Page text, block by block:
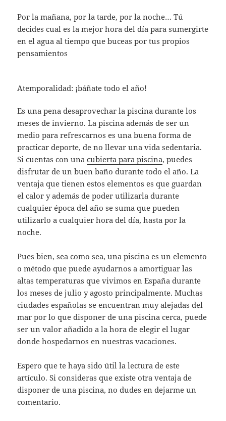
Por la mañana, por la tarde, por la noche… Tú
decides cual es la mejor hora del día para sumergirte
en el agua al tiempo que buceas por tus propios
pensamientos
Atemporalidad: ¡báñate todo el año!
Es una pena desaprovechar la piscina durante los
meses de invierno. La piscina además de ser un
medio para refrescarnos es una buena forma de
practicar deporte, de no llevar una vida sedentaria.
Si cuentas con unacubierta para piscina, puedes
disfrutar de un buen baño durante todo el año. La
ventaja que tienen estos elementos es que guardan
el calor y además de poder utilizarla durante
cualquier época del año se suma que pueden
utilizarlo a cualquier hora del día, hasta por la
noche.
Pues bien, sea como sea, una piscina es un elemento
o método que puede ayudarnos a amortiguar las
altas temperaturas que vivimos en España durante
los meses de julio y agosto principalmente. Muchas
ciudades españolas se encuentran muy alejadas del
mar por lo que disponer de una piscina cerca, puede
ser un valor añadido a la hora de elegir el lugar
donde hospedarnos en nuestras vacaciones.
Espero que te haya sido útil la lectura de este
artículo. Si consideras que existe otra ventaja de
disponer de una piscina, no dudes en dejarme un
comentario.